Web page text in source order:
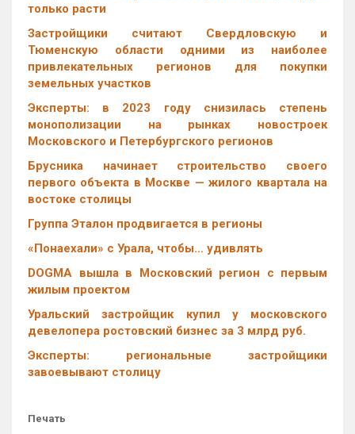
только расти
Застройщики считают Свердловскую и
Тюменскую области одними из наиболее
привлекательных регионов для покупки
земельных участков
Эксперты: в 2023 году снизилась степень
монополизации на рынках новостроек
Московского и Петербургского регионов
Брусника начинает строительство своего
первого объекта в Москве — жилого квартала на
востоке столицы
Группа Эталон продвигается в регионы
«Понаехали» с Урала, чтобы… удивлять
DOGMA вышла в Московский регион с первым
жилым проектом
Уральский застройщик купил у московского
девелопера ростовский бизнес за 3 млрд руб.
Эксперты: региональные застройщики
завоевывают столицу
Печать